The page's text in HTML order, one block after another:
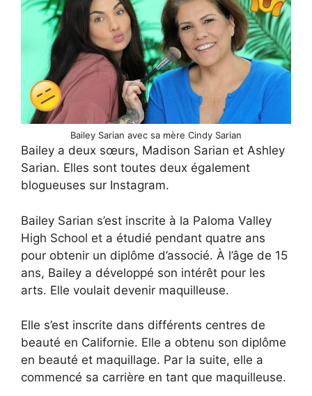
Bailey Sarian avec sa mère Cindy Sarian
Bailey a deux sœurs, Madison Sarian et Ashley
Sarian. Elles sont toutes deux également
blogueuses sur Instagram.
Bailey Sarian s’est inscrite à la Paloma Valley
High School et a étudié pendant quatre ans
pour obtenir un diplôme d’associé. À l’âge de 15
ans, Bailey a développé son intérêt pour les
arts. Elle voulait devenir maquilleuse.
Elle s’est inscrite dans différents centres de
beauté en Californie. Elle a obtenu son diplôme
en beauté et maquillage. Par la suite, elle a
commencé sa carrière en tant que maquilleuse.